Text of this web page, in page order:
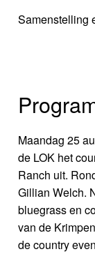
Samenstelling
Maandag 25
de LOK het
Ranch uit.
Gillian Welch.
bluegrass en
van de
de country